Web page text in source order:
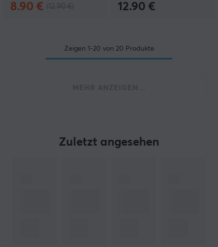
8.90 € 12.90 €
Zeigen 1-20 von 20 Produkte
Zuletzt angesehen